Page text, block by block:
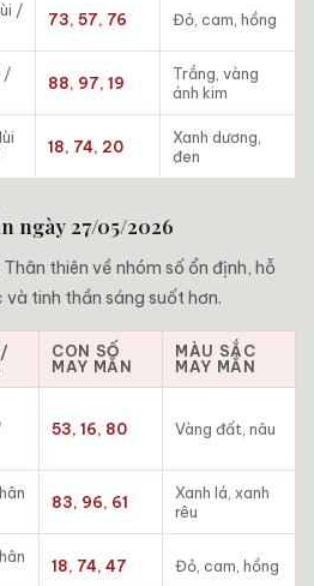
/
73, 57, 76 Đỏ, cam, hồng
/
88, 97, 19
Trắng, vàng
ánh kim
18, 74, 20
Xanh dương,
đen
ngày 27/05/2026
thiên về nhóm số ổn định, hỗ
tinh thần sáng suốt hơn.
/
CON SỐ
MAY MẮN
MÀU SẮC
MAY MẮN
53, 16, 80 Vàng đất, nâu
83, 96, 61
Xanh lá, xanh
rêu
18, 74, 47 Đỏ, cam, hồng